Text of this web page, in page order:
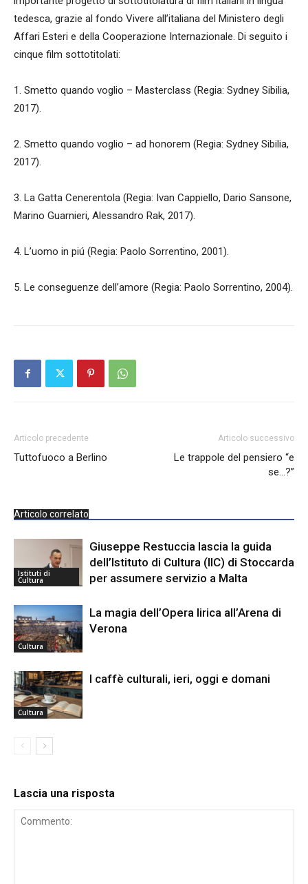
tedesca, grazie al fondo Vivere all’italiana del Ministero degli
Affari Esteri e della Cooperazione Internazionale. Di seguito i
cinque film sottotitolati:
1. Smetto quando voglio – Masterclass (Regia: Sydney Sibilia,
2017).
2. Smetto quando voglio – ad honorem (Regia: Sydney Sibilia,
2017).
3. La Gatta Cenerentola (Regia: Ivan Cappiello, Dario Sansone,
Marino Guarnieri, Alessandro Rak, 2017).
4. L’uomo in piú (Regia: Paolo Sorrentino, 2001).
5. Le conseguenze dell’amore (Regia: Paolo Sorrentino, 2004).
Articolo precedente
Tuttofuoco a Berlino
Articolo successivo
Le trappole del pensiero “e
se…?”
Articolo correlato
Istituti di
Cultura
Giuseppe Restuccia lascia la guida
dell’Istituto di Cultura (IIC) di Stoccarda
per assumere servizio a Malta
Cultura
La magia dell’Opera lirica all’Arena di
Verona
Cultura
I caffè culturali, ieri, oggi e domani
Lascia una risposta